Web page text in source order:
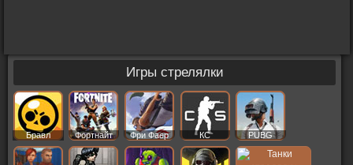
Игры стрелялки
Бравл
Старс
Фортнайт Фри Фаер КС PUBG